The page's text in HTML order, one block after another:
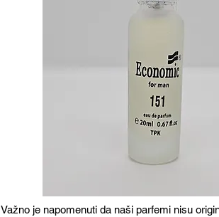
Važno je napomenuti da naši parfemi nisu